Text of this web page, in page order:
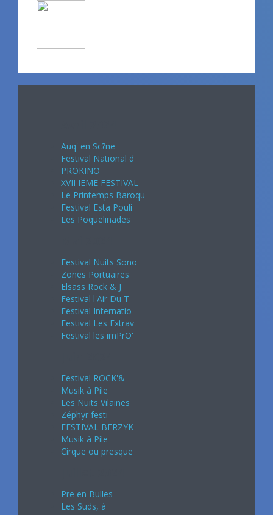
Auq' en Sc?ne
Festival National d
PROKINO
XVII IEME FESTIVAL
Le Printemps Baroqu
Festival Esta Pouli
Les Poquelinades
Festival Nuits Sono
Zones Portuaires
Elsass Rock & J
Festival l'Air Du T
Festival Internatio
Festival Les Extrav
Festival les imPrO'
Festival ROCK'&
Musik à Pile
Les Nuits Vilaines
Zéphyr festi
FESTIVAL BERZYK
Musik à Pile
Cirque ou presque
Pre en Bulles
Les Suds, à